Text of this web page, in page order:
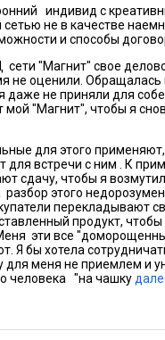
в
главный редактор,
плана в
штат авторов —
неразрывно связаны
лежит именно
вряд ли возможно.
и форм поиска авторов.
Механизм простой
Суть поиска
индивид с
не в качестве
и способы
"Магнит" свое
не оценили.
даже не приняли для
мой "Магнит", чтобы я
для этого
для встречи с ним . К
сдачу, чтобы я
этого
перекладывают
продукт,
эти все
Я бы хотела
для меня не приемлем и
человека "на чашку